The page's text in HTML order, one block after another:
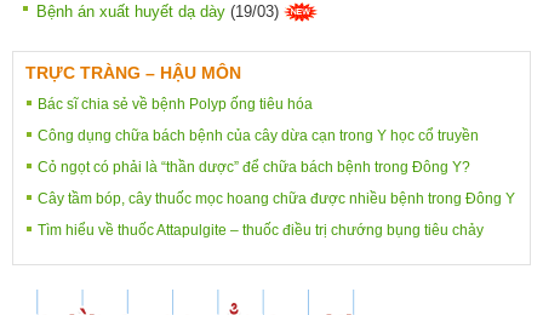
Bệnh án xuất huyết dạ dày (19/03)
TRỰC TRÀNG – HẬU MÔN
Bác sĩ chia sẻ về bệnh Polyp ống tiêu hóa
Công dụng chữa bách bệnh của cây dừa cạn trong Y học cổ truyền
Cỏ ngọt có phải là “thần dược” để chữa bách bệnh trong Đông Y?
Cây tầm bóp, cây thuốc mọc hoang chữa được nhiều bệnh trong Đông Y
Tìm hiểu về thuốc Attapulgite – thuốc điều trị chướng bụng tiêu chảy